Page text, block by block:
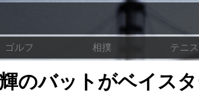
ゴルフ 相撲 テニス
のバットがベイス